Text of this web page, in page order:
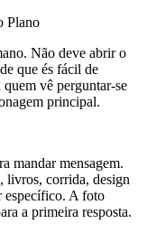
Plano
Não deve abrir o
que és fácil de
vê perguntar-se
principal.
mandar mensagem.
livros, corrida, design
específico. A foto
a primeira resposta.